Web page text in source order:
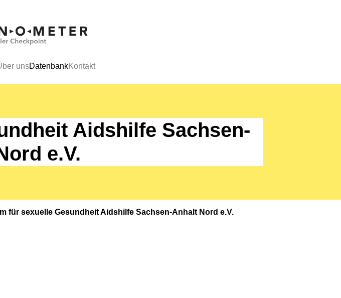
unsDatenbankKontakt
Aidshilfe Sachsen-
e.V.
für sexuelle Gesundheit Aidshilfe Sachsen-Anhalt Nord e.V.